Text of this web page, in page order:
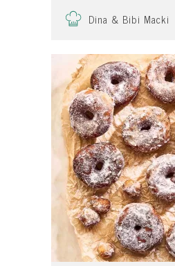
Dina & Bibi Macki